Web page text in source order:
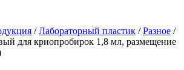
/Лабораторный пластик /Разное /
для криопробирок 1,8 мл, размещение